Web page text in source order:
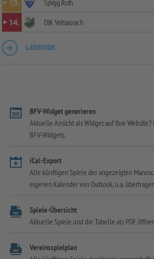
13.
SpVgg Roth
14.
DJK Veitsaurach
LEGENDE
BFV-Widget generieren
Aktuelle Ansicht als Widget auf Ihre Website?
BFV-Widgets.
iCal-Export
Alle künftigen Spiele der angezeigten
eigenen Kalender von Outlook, u.a.
Spiele-Übersicht
Aktuelle Spiele und die Tabelle als PDF
Vereinsspielplan